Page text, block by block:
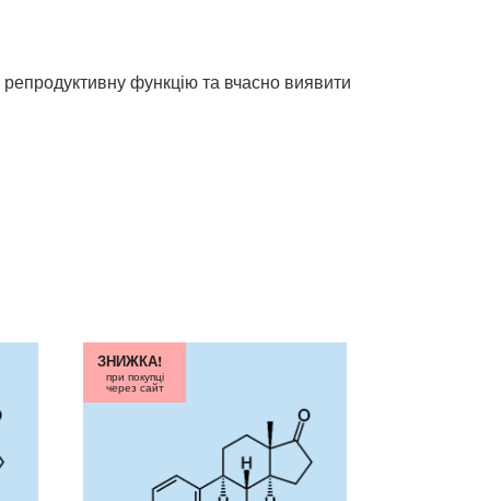
функцію та вчасно виявити
ЗНИЖКА!
при покупці
через сайт